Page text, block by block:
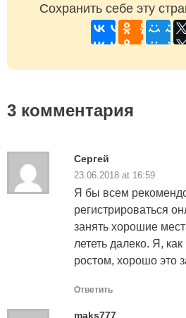
Сохранить себе эту
3 комментария
Сергей
23.06.2018 at 16:59
Я бы всем
регистрироваться
занять хорошие
лететь далеко. Я,
ростом, хорошо это
Ответить
maks777